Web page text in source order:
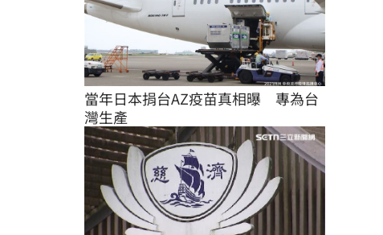
當年日本捐台AZ疫苗真相曝　專為台
灣生產